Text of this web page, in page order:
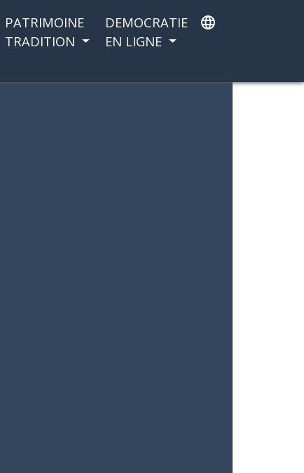
PATRIMOINE
TRADITION
DEMOCRATIE
EN LIGNE
language